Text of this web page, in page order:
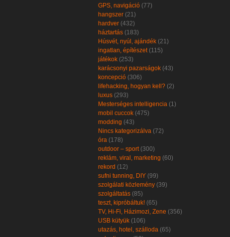
GPS, navigáció (77)
hangszer (21)
hardver (432)
háztartás (183)
Húsvét, nyúl, ajándék (21)
ingatlan, építészet(115)
játékok (253)
karácsonyi pazarságok (43)
koncepció (306)
lifehacking, hogyan kell? (2)
luxus (293)
Mesterséges intelligencia (1)
mobil cuccok (475)
modding (43)
Nincs kategorizálva (72)
óra (178)
outdoor – sport(300)
reklám, viral, marketing (60)
rekord (12)
sufni tunning, DIY (99)
szolgálati közlemény (39)
szolgáltatás (85)
teszt, kipróbáltuk! (65)
TV, Hi-Fi, Házimozi, Zene (356)
USB kütyük (106)
utazás, hotel, szálloda (65)